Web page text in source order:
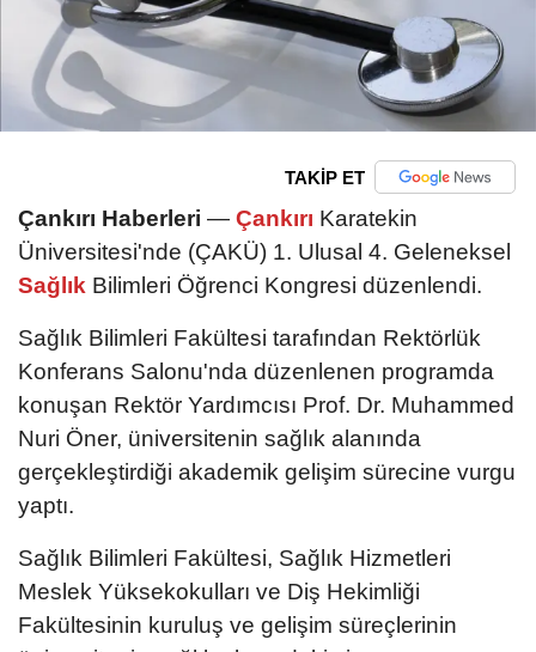
TAKİP ET
Çankırı Haberleri — Çankırı Karatekin
Üniversitesi'nde (ÇAKÜ) 1. Ulusal 4. Geleneksel
Sağlık Bilimleri Öğrenci Kongresi düzenlendi.
Sağlık Bilimleri Fakültesi tarafından Rektörlük
Konferans Salonu'nda düzenlenen programda
konuşan Rektör Yardımcısı Prof. Dr. Muhammed
Nuri Öner, üniversitenin sağlık alanında
gerçekleştirdiği akademik gelişim sürecine vurgu
yaptı.
Sağlık Bilimleri Fakültesi, Sağlık Hizmetleri
Meslek Yüksekokulları ve Diş Hekimliği
Fakültesinin kuruluş ve gelişim süreçlerinin